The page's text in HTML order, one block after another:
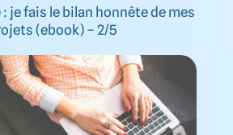
je fais le bilan honnête de mes
(ebook) – 2/5